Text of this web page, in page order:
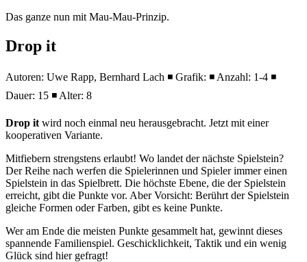
Das ganze nun mit Mau-Mau-Prinzip.
Drop it
Autoren: Uwe Rapp, Bernhard Lach ◾ Grafik: ◾ Anzahl: 1-4 ◾
Dauer: 15 ◾ Alter: 8
Drop it wird noch einmal neu herausgebracht. Jetzt mit einer
kooperativen Variante.
Mitfiebern strengstens erlaubt! Wo landet der nächste Spielstein?
Der Reihe nach werfen die Spielerinnen und Spieler immer einen
Spielstein in das Spielbrett. Die höchste Ebene, die der Spielstein
erreicht, gibt die Punkte vor. Aber Vorsicht: Berührt der Spielstein
gleiche Formen oder Farben, gibt es keine Punkte.
Wer am Ende die meisten Punkte gesammelt hat, gewinnt dieses
spannende Familienspiel. Geschicklichkeit, Taktik und ein wenig
Glück sind hier gefragt!